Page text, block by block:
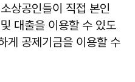
상공인들이 직접 본인
대출을 이용할 수 있도
게 공제기금을 이용할 수